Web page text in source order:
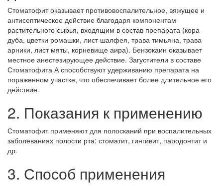
Стоматофит оказывает противовоспалительное, вяжущее и
антисептическое действие благодаря компонентам
растительного сырья, входящим в состав препарата (кора
дуба, цветки ромашки, лист шалфея, трава тимьяна, трава
арники, лист мяты, корневище аира). Бензокаин оказывает
местное анестезирующее действие. Загустители в составе
Стоматофита А способствуют удерживанию препарата на
пораженном участке, что обеспечивает более длительное его
действие.
2. Показания к применению
Стоматофит применяют для полосканий при воспалительных
заболеваниях полости рта: стоматит, гингивит, пародонтит и
др.
3. Способ применения